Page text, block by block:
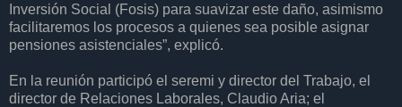
Inversión Social (Fosis) para suavizar este daño, asimismo
facilitaremos los procesos a quienes sea posible asignar
pensiones asistenciales”, explicó.
En la reunión participó el seremi y director del Trabajo, el
director de Relaciones Laborales, Claudio Aria; el